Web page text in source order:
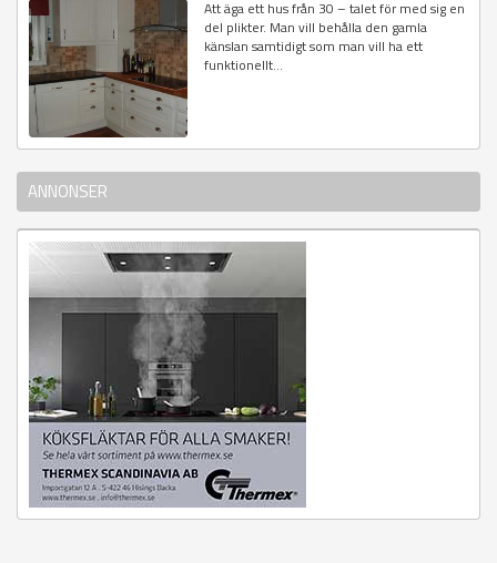
Att äga ett hus från 30 – talet för med sig en
del plikter. Man vill behålla den gamla
känslan samtidigt som man vill ha ett
funktionellt...
ANNONSER